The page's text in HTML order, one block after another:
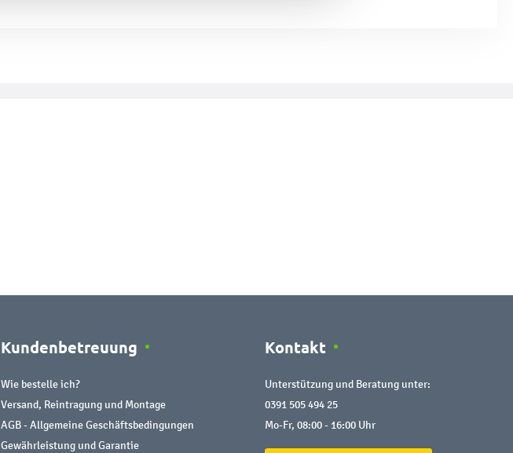
Kundenbetreuung
Wie bestelle ich?
Versand, Reintragung und Montage
AGB - Allgemeine Geschäftsbedingungen
Gewährleistung und Garantie
Kontakt
Unterstützung und Beratung unter:
0391 505 494 25
Mo-Fr, 08:00 - 16:00 Uhr